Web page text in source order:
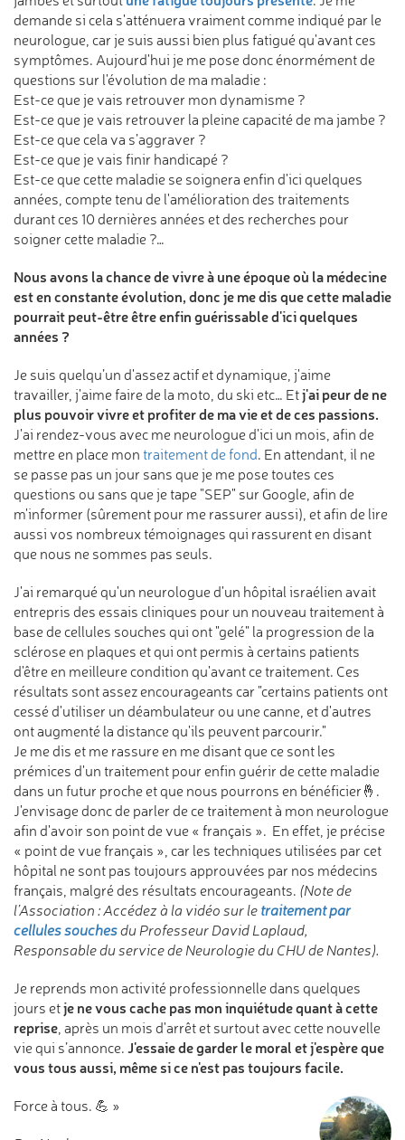
demande si cela s'atténuera vraiment comme indiqué par le
neurologue, car je suis aussi bien plus fatigué qu'avant ces
symptômes. Aujourd'hui je me pose donc énormément de
questions sur l'évolution de ma maladie :
Est-ce que je vais retrouver mon dynamisme ?
Est-ce que je vais retrouver la pleine capacité de ma jambe ?
Est-ce que cela va s’aggraver ?
Est-ce que je vais finir handicapé ?
Est-ce que cette maladie se soignera enfin d'ici quelques
années, compte tenu de l'amélioration des traitements
durant ces 10 dernières années et des recherches pour
soigner cette maladie ?…
Nous avons la chance de vivre à une époque où la médecine
est en constante évolution, donc je me dis que cette maladie
pourrait peut-être être enfin guérissable d'ici quelques
années ?
Je suis quelqu’un d'assez actif et dynamique, j'aime
travailler, j'aime faire de la moto, du ski etc… Etj'ai peur de ne
plus pouvoir vivre et profiter de ma vie et de ces passions.
J'ai rendez-vous avec me neurologue d'ici un mois, afin de
mettre en place mon traitement de fond. En attendant, il ne
se passe pas un jour sans que je me pose toutes ces
questions ou sans que je tape "SEP" sur Google, afin de
m'informer (sûrement pour me rassurer aussi), et afin de lire
aussi vos nombreux témoignages qui rassurent en disant
que nous ne sommes pas seuls.
J'ai remarqué qu'un neurologue d'un hôpital israélien avait
entrepris des essais cliniques pour un nouveau traitement à
base de cellules souches qui ont "gelé" la progression de la
sclérose en plaques et qui ont permis à certains patients
d'être en meilleure condition qu'avant ce traitement. Ces
résultats sont assez encourageants car "certains patients ont
cessé d'utiliser un déambulateur ou une canne, et d'autres
ont augmenté la distance qu'ils peuvent parcourir."
Je me dis et me rassure en me disant que ce sont les
prémices d'un traitement pour enfin guérir de cette maladie
dans un futur proche et que nous pourrons en bénéficier🤞.
J'envisage donc de parler de ce traitement à mon neurologue
afin d'avoir son point de vue « français ». En effet, je précise
« point de vue français », car les techniques utilisées par cet
hôpital ne sont pas toujours approuvées par nos médecins
français, malgré des résultats encourageants. (Note de
l’Association : Accédez à la vidéo sur le traitement par
cellules souchesdu Professeur David Laplaud,
Responsable du service de Neurologie du CHU de Nantes).
Je reprends mon activité professionnelle dans quelques
jours etje ne vous cache pas mon inquiétude quant à cette
reprise, après un mois d'arrêt et surtout avec cette nouvelle
vie qui s’annonce. J'essaie de garder le moral et j'espère que
vous tous aussi, même si ce n'est pas toujours facile.
Force à tous. 💪 »